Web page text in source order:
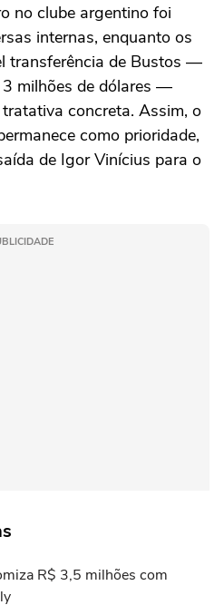
no clube argentino foi
internas, enquanto os
transferência de Bustos —
milhões de dólares —
concreta. Assim, o
como prioridade,
de Igor Vinícius para o
R$ 3,5 milhões com